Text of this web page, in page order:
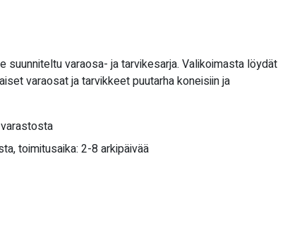
suunniteltu varaosa- ja tarvikesarja. Valikoimasta löydät
varaosat ja tarvikkeet puutarha koneisiin ja
toimitusaika: 2-8 arkipäivää